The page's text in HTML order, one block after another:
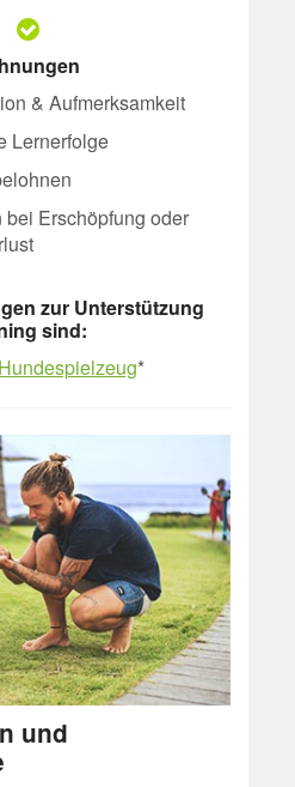
& Aufmerksamkeit
Lernerfolge
Erschöpfung oder
zur Unterstützung
sind:
Hundespielzeug*
und